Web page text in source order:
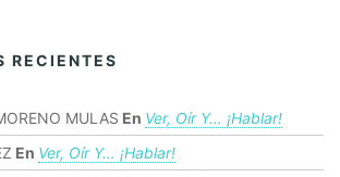
RECIENTES
MULAS En Ver, Oír Y… ¡hablar!
En Ver, Oír Y… ¡hablar!